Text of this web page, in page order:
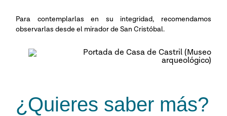
Para contemplarlas en su integridad, recomendamos
observarlas desde el mirador de San Cristóbal.
¿Quieres saber más?